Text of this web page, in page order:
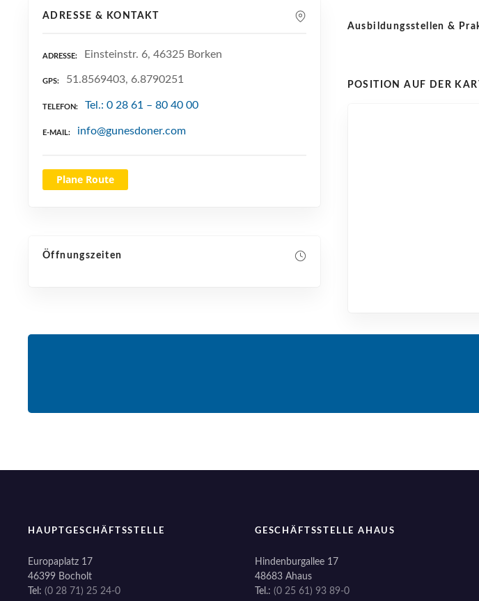
ADRESSE & KONTAKT
ADRESSE Einsteinstr. 6, 46325 Borken
GPS 51.8569403, 6.8790251
TELEFON Tel.: 0 28 61 – 80 40 00
E-MAIL info@gunesdoner.com
Plane Route
Öffnungszeiten
Ausbildungsstellen &
POSITION AUF DER
HAUPTGESCHÄFTSSTELLE
Europaplatz 17
46399 Bocholt
Tel: (0 28 71) 25 24-0
GESCHÄFTSSTELLE AHAUS
Hindenburgallee 17
48683 Ahaus
Tel.: (0 25 61) 93 89-0